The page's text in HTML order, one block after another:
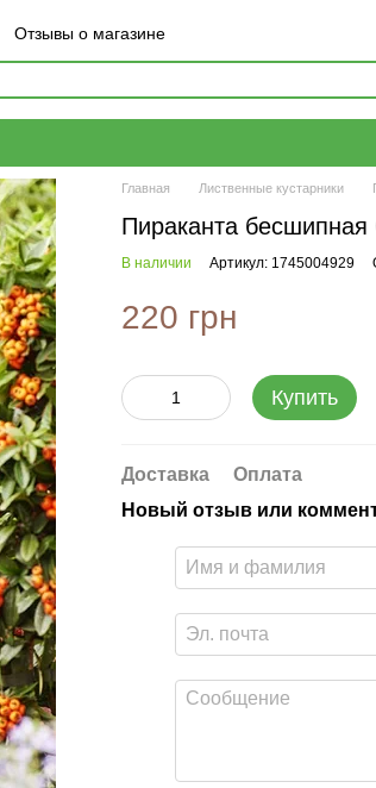
Отзывы о магазине
Главная Лиственные кустарники
Пираканта
В наличии Артикул: 1745004929
220 грн
Купить
Доставка
Оплата
Новый отзыв или